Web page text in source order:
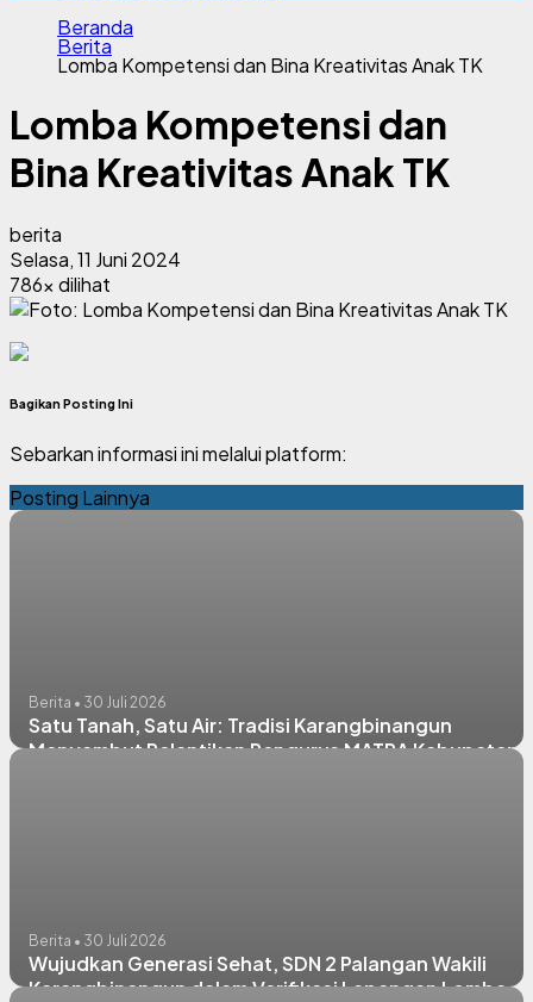
Beranda
Berita
Lomba Kompetensi dan Bina Kreativitas Anak TK
Lomba Kompetensi dan
Bina Kreativitas Anak TK
berita
Selasa, 11 Juni 2024
786x dilihat
Bagikan Posting Ini
Sebarkan informasi ini melalui platform:
Posting Lainnya
Berita • 30 Juli 2026
Satu Tanah, Satu Air: Tradisi Karangbinangun
Menyambut Pelantikan Pengurus MATRA Kabupaten
Berita • 30 Juli 2026
Wujudkan Generasi Sehat, SDN 2 Palangan Wakili
Karangbinangun dalam Verifikasi Lapangan Lomba